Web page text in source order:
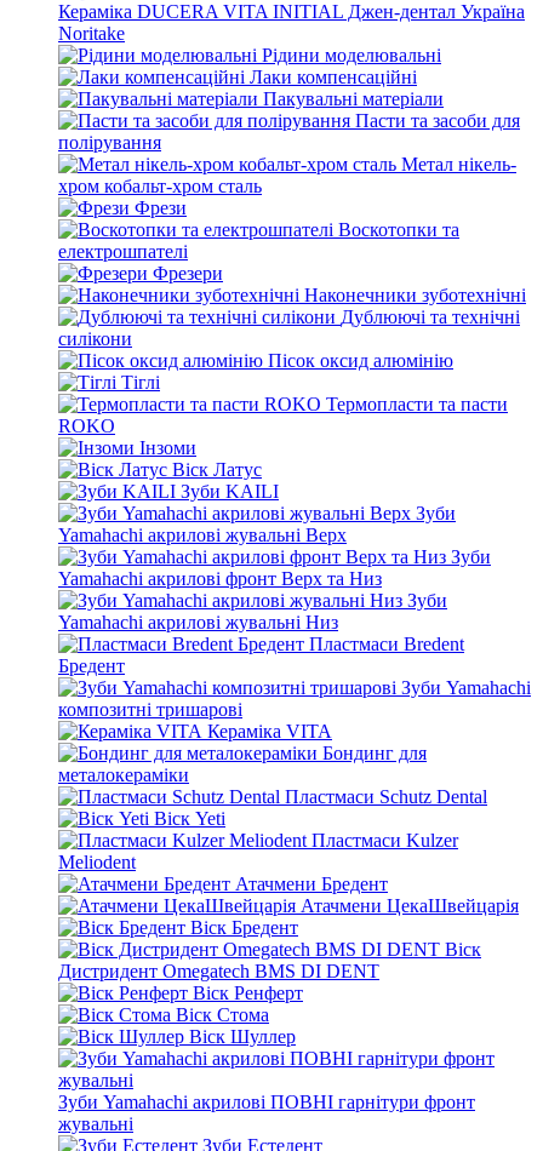
Кераміка DUCERA VITA INITIAL Джен-дентал Україна
Noritake
Рідини моделювальні
Лаки компенсаційні
Пакувальні матеріали
Пасти та засоби для
полірування
Метал нікель-
хром кобальт-хром сталь
Фрези
Воскотопки та
електрошпателі
Фрезери
Наконечники зуботехнічні
Дублюючі та технічні
силікони
Пісок оксид алюмінію
Тіглі
Термопласти та пасти
ROKO
Інзоми
Віск Латус
Зуби KAILI
Зуби
Yamahachi акрилові жувальні Верх
Зуби
Yamahachi акрилові фронт Верх та Низ
Зуби
Yamahachi акрилові жувальні Низ
Пластмаси Bredent
Бредент
Зуби Yamahachi
композитні тришарові
Кераміка VITA
Бондинг для
металокераміки
Пластмаси Schutz Dental
Віск Yeti
Пластмаси Kulzer
Meliodent
Атачмени Бредент
Атачмени ЦекаШвейцарія
Віск Бредент
Віск
Дистридент Omegatech BMS DI DENT
Віск Ренферт
Віск Стома
Віск Шуллер
Зуби Yamahachi акрилові ПОВНІ гарнітури фронт
жувальні
Зуби Естедент